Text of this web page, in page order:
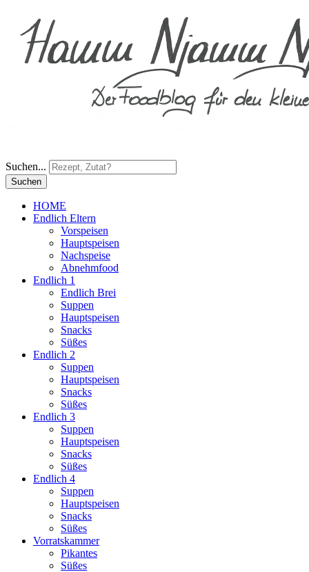
Suchen...
Suchen
HOME
Endlich Eltern
Vorspeisen
Hauptspeisen
Nachspeise
Abnehmfood
Endlich 1
Endlich Brei
Suppen
Hauptspeisen
Snacks
Süßes
Endlich 2
Suppen
Hauptspeisen
Snacks
Süßes
Endlich 3
Suppen
Hauptspeisen
Snacks
Süßes
Endlich 4
Suppen
Hauptspeisen
Snacks
Süßes
Vorratskammer
Pikantes
Süßes